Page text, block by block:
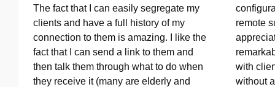
The fact that I can easily segregate my
clients and have a full history of my
connection to them is amazing. I like the
fact that I can send a link to them and
then talk them through what to do when
they receive it (many are elderly and
remote
with
without